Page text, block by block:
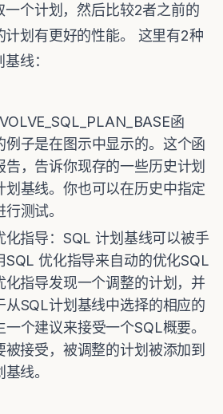
一个计划，然后比较2者之前的
计划有更好的性能。 这里有2种
线：
函
例子是在图示中显示的。这个函
告，告诉你现存的一些历史计划
划基线。你也可以在历史中指定
测试。
化指导：SQL 计划基线可以被手
SQL 优化指导来自动的优化SQL
化指导发现一个调整的计划，并
从SQL计划基线中选择的相应的
个建议来接受一个SQL概要。
被接受，被调整的计划被添加到
线。